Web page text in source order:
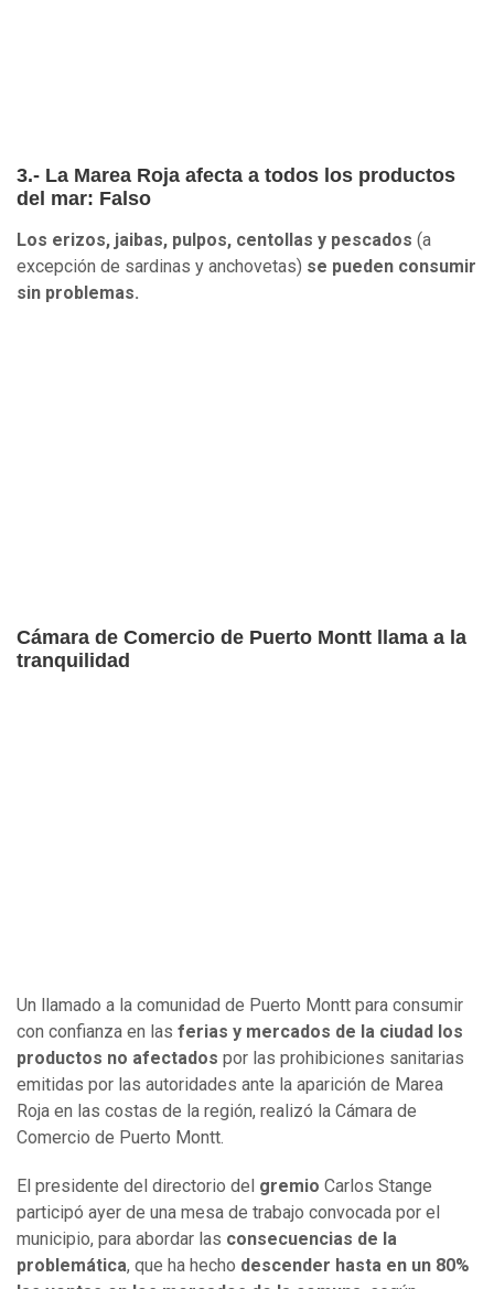
3.- La Marea Roja afecta a todos los productos
del mar: Falso
Los erizos, jaibas, pulpos, centollas y pescados (a
excepción de sardinas y anchovetas) se pueden consumir
sin problemas.
Cámara de Comercio de Puerto Montt llama a la
tranquilidad
Un llamado a la comunidad de Puerto Montt para consumir
con confianza en las ferias y mercados de la ciudad los
productos no afectados por las prohibiciones sanitarias
emitidas por las autoridades ante la aparición de Marea
Roja en las costas de la región, realizó la Cámara de
Comercio de Puerto Montt.
El presidente del directorio del gremio Carlos Stange
participó ayer de una mesa de trabajo convocada por el
municipio, para abordar las consecuencias de la
problemática, que ha hecho descender hasta en un 80%